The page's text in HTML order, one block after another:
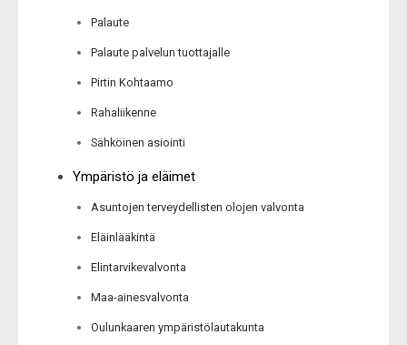
Palaute
Palaute palvelun tuottajalle
Pirtin Kohtaamo
Rahaliikenne
Sähköinen asiointi
Ympäristö ja eläimet
Asuntojen terveydellisten olojen valvonta
Eläinlääkintä
Elintarvikevalvonta
Maa-ainesvalvonta
Oulunkaaren ympäristölautakunta